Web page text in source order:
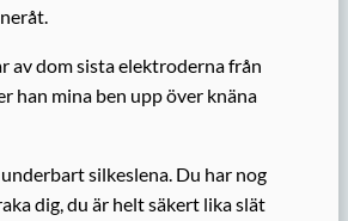
av dom sista elektroderna från
han mina ben upp över knäna
silkeslena. Du har nog
dig, du är helt säkert lika slät